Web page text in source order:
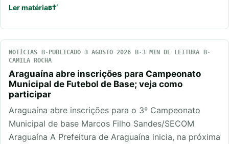
Ler matéria
NOTÍCIAS PUBLICADO 3 AGOSTO 2026
3 MIN DE LEITURA
CAMILA ROCHA
Araguaína abre inscrições para Campeonato
Municipal de Futebol de Base; veja como
participar
Araguaína abre inscrições para o 3º Campeonato
Municipal de base Marcos Filho Sandes/SECOM
Araguaína A Prefeitura de Araguaína inicia, na próxima